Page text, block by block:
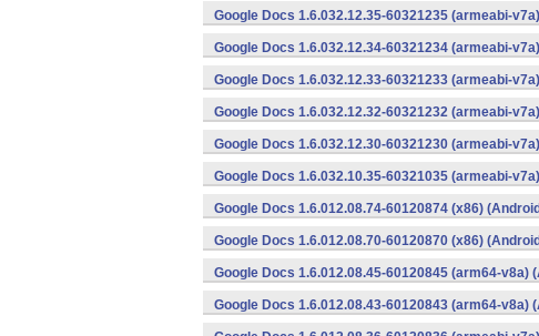
Google Docs 1.6.032.12.35-60321235 (armeabi-
Google Docs 1.6.032.12.34-60321234 (armeabi-
Google Docs 1.6.032.12.33-60321233 (armeabi-
Google Docs 1.6.032.12.32-60321232 (armeabi-
Google Docs 1.6.032.12.30-60321230 (armeabi-
Google Docs 1.6.032.10.35-60321035 (armeabi-
Google Docs 1.6.012.08.74-60120874 (x86)
Google Docs 1.6.012.08.70-60120870 (x86)
Google Docs 1.6.012.08.45-60120845 (arm64-v8a)
Google Docs 1.6.012.08.43-60120843 (arm64-v8a)